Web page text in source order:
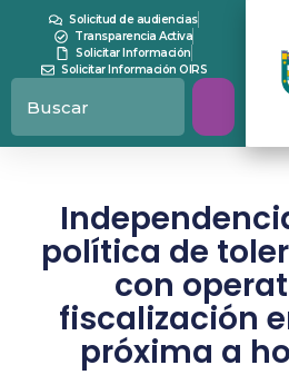
Solicitud de audiencias
Transparencia Activa
Solicitar Información
Solicitar Información OIRS
política de
con
fiscalización
próxima a